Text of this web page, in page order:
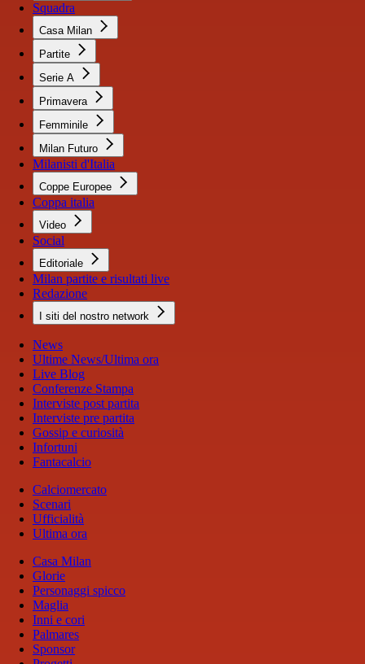
Squadra
Casa Milan
Partite
Serie A
Primavera
Femminile
Milan Futuro
Milanisti d'Italia
Coppe Europee
Coppa italia
Video
Social
Editoriale
Milan partite e risultati live
Redazione
I siti del nostro network
News
Ultime News/Ultima ora
Live Blog
Conferenze Stampa
Interviste post partita
Interviste pre partita
Gossip e curiosità
Infortuni
Fantacalcio
Calciomercato
Scenari
Ufficialità
Ultima ora
Casa Milan
Glorie
Personaggi spicco
Maglia
Inni e cori
Palmares
Sponsor